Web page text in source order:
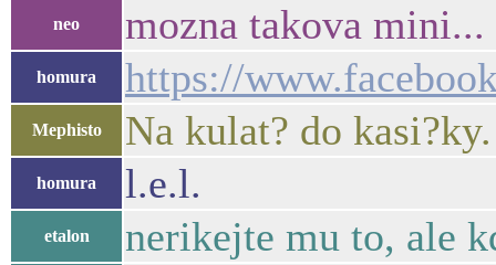
neo mozna takova
homura https://
Mephisto Na kulat? do kasi?ky.
homura l.e.l.
etalon nerikejte mu to, ale